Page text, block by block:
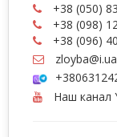
+38 (050)
+38 (098)
+38 (096)
zloyba@i.ua
Наш канал